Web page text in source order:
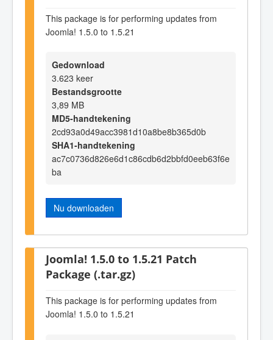
This package is for performing updates from
Joomla! 1.5.0 to 1.5.21
Gedownload
3.623 keer
Bestandsgrootte
3,89 MB
MD5-handtekening
2cd93a0d49acc3981d10a8be8b365d0b
SHA1-handtekening
ac7c0736d826e6d1c86cdb6d2bbfd0eeb63f6e
ba
Nu downloaden
Joomla! 1.5.0 to 1.5.21 Patch
Package (.tar.gz)
This package is for performing updates from
Joomla! 1.5.0 to 1.5.21